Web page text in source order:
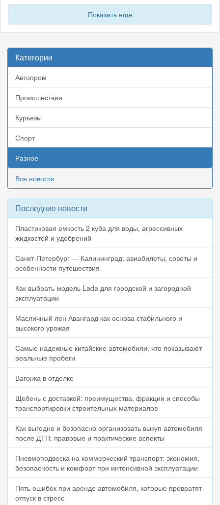
Показать еще
Категории
Автопром
Происшествия
Курьезы
Спорт
Разное
Все новости
Последние новости
Пластиковая емкость 2 куба для воды, агрессивных
жидкостей и удобрений
Санкт-Петербург — Калининград: авиабилеты, советы и
особенности путешествия
Как выбрать модель Lada для городской и загородной
эксплуатации
Масличный лен Авангард как основа стабильного и
высокого урожая
Самые надежные китайские автомобили: что показывают
реальные пробеги
Вагонка в отделке
Щебень с доставкой: преимущества, фракции и способы
транспортировки строительных материалов
Как выгодно и безопасно организовать выкуп автомобиля
после ДТП: правовые и практические аспекты
Пневмоподвеска на коммерческий транспорт: экономия,
безопасность и комфорт при интенсивной эксплуатации
Пять ошибок при аренде автомобиля, которые превратят
отпуск в стресс